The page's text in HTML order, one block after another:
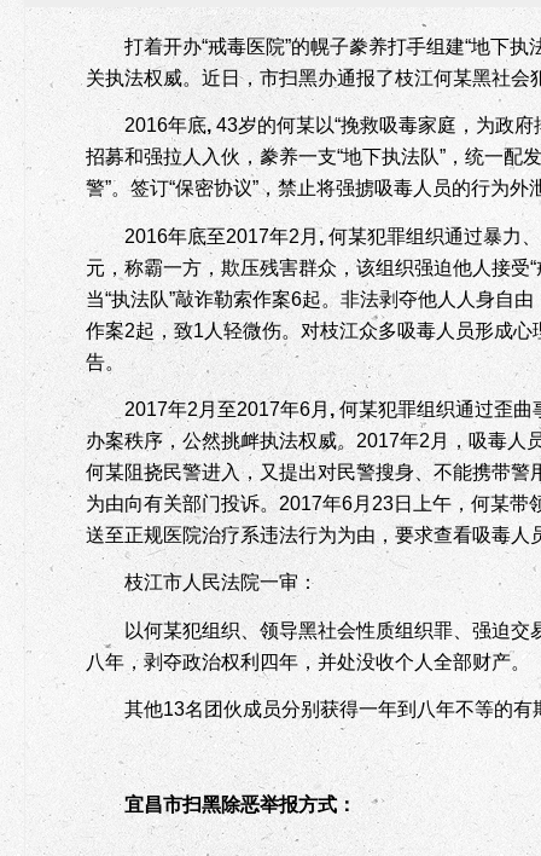
打着开办“戒毒医院”的幌子豢养打手组建“地下执
关执法权威。近日，市扫黑办通报了枝江何某黑社会
2016年底,43岁的何某以“挽救吸毒家庭，为政府
招募和强拉人入伙，豢养一支“地下执法队” ，统一配
警”。签订“保密协议”，禁止将强掳吸毒人员的行为外
2016年底至2017年2月 , 何某犯罪组织通过暴力
元，称霸一方，欺压残害群众，该组织强迫他人接受“
当“执法队”敲诈勒索作案6起。非法剥夺他人人身自由
作案2起，致1人轻微伤。对枝江众多吸毒人员形成
告。
2017年2月至2017年6月, 何某犯罪组织通过歪曲
办案秩序，公然挑衅执法权威。 2017年2 月，吸毒人
何某阻挠民警进入，又提出对民警搜身、不能携带
为由向有关部门投诉。 2017年6月 23日上午，何某带
送至正规医院治疗系违法行为为由，要求查看吸毒
枝江市人民法院一审：
以何某犯组织、领导黑社会性质组织罪、强迫
八年，剥夺政治权利四年，并处没收个人全部财产。
其他13名团伙成员分别获得一年到八年不等的
宜昌市扫黑除恶举报方式：